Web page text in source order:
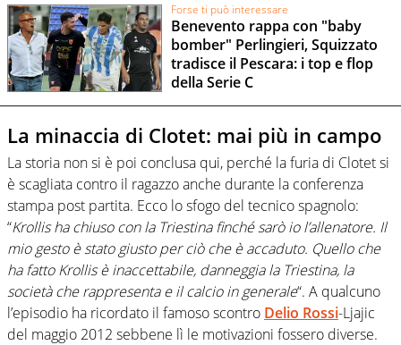
Forse ti può interessare
Benevento rappa con "baby
bomber" Perlingieri, Squizzato
tradisce il Pescara: i top e flop
della Serie C
La minaccia di Clotet: mai più in campo
La storia non si è poi conclusa qui, perché la furia di Clotet si
è scagliata contro il ragazzo anche durante la conferenza
stampa post partita. Ecco lo sfogo del tecnico spagnolo:
“Krollis ha chiuso con la Triestina finché sarò io l’allenatore. Il
mio gesto è stato giusto per ciò che è accaduto. Quello che
ha fatto Krollis è inaccettabile, danneggia la Triestina, la
società che rappresenta e il calcio in generale“. A qualcuno
l’episodio ha ricordato il famoso scontro Delio Rossi-Ljajic
del maggio 2012 sebbene lì le motivazioni fossero diverse.